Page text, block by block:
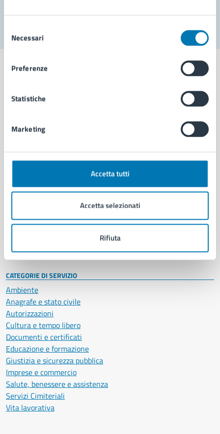
delNecessari
Preferenze
Statistiche
Marketing
Accetta tutti
Accetta selezionati
Rifiuta
Comune di Napoli
AMMINISTRAZIONE
Organi di governo
Enti e fondazioni
Personale amministrativo
Intranet, posta aziendale e protocollo
CATEGORIE DI SERVIZIO
Ambiente
Anagrafe e stato civile
Autorizzazioni
Cultura e tempo libero
Documenti e certificati
Educazione e formazione
Giustizia e sicurezza pubblica
Imprese e commercio
Salute, benessere e assistenza
Servizi Cimiteriali
Vita lavorativa